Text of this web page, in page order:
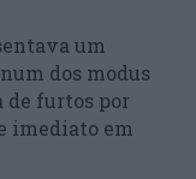
um
dos modus
de furtos por
imediato em